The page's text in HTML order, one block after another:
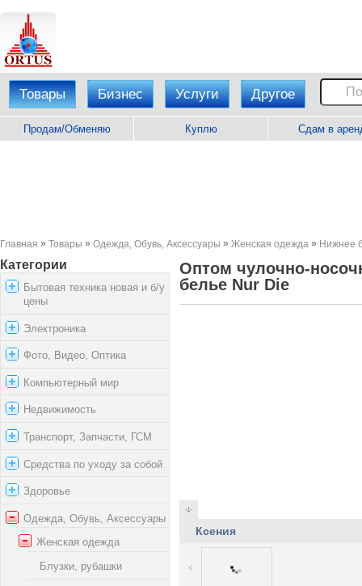
Товары Бизнес Услуги Другое
Продам/Обменяю Куплю Сдам в
Главная » Товары » Одежда, Обувь, Аксессуары » Женская одежда » Нижнее
Категории
Бытовая техника новая и б/у
цены
Электроника
Фото, Видео, Оптика
Компьютерный мир
Недвижимость
Транспорт, Запчасти, ГСМ
Средства по уходу за собой
Здоровье
Одежда, Обувь, Аксессуары
Женская одежда
Блузки, рубашки
Оптом чулочно-
белье Nur Die
Ксения